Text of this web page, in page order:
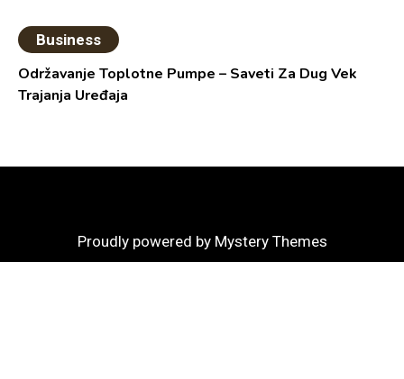
Business
Održavanje Toplotne Pumpe – Saveti Za Dug Vek
Trajanja Uređaja
Proudly powered by Mystery Themes